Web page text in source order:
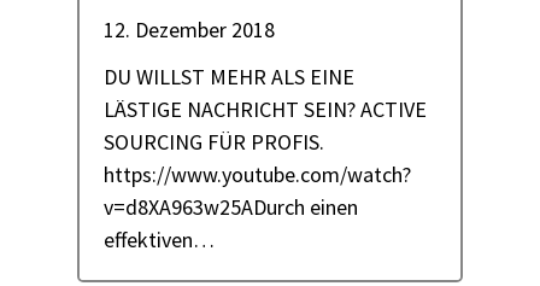
12. Dezember 2018
DU WILLST MEHR ALS EINE
LÄSTIGE NACHRICHT SEIN? ACTIVE
SOURCING FÜR PROFIS.
https://www.youtube.com/watch?
v=d8XA963w25ADurch einen
effektiven…